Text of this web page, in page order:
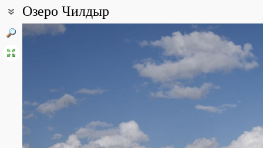
Озеро Чилдыр
Coordinates:
41° 04′ 58.25″ N, 43° 09′ 03.91″ E (view at maps of
Google,
Озеро лежит на высоте 1958 м. Северная часть озера
All photos(11) Photos of plants & lichens(3)